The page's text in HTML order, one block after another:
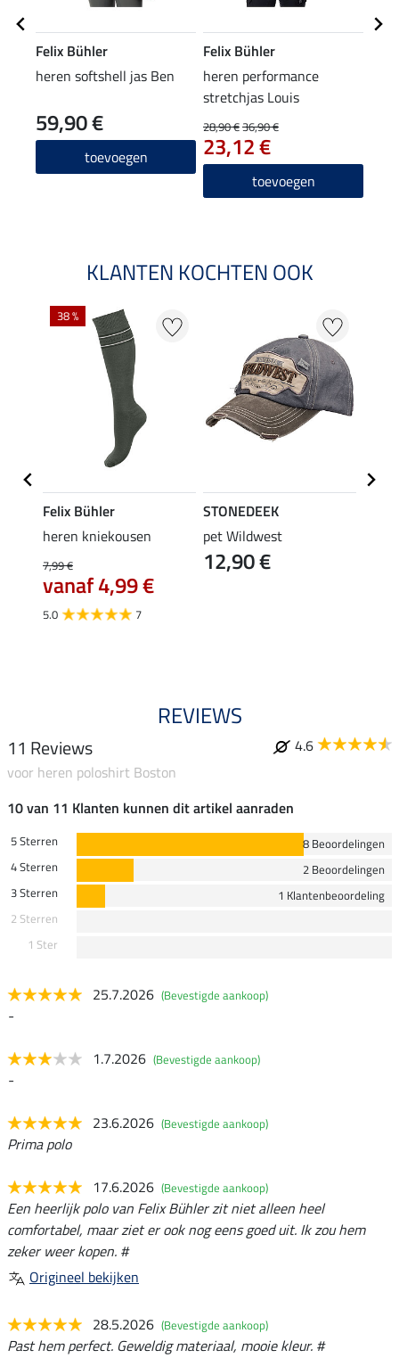
Felix Bühler
heren softshell jas Ben
59,90 €
toevoegen
Felix Bühler
heren performance
stretchjas Louis
28,90 €36,90 €
23,12 €
toevoegen
KLANTEN KOCHTEN OOK
38 %
Felix Bühler
heren kniekousen
7,99 €
vanaf 4,99 €
5.0 7
STONEDEEK
pet Wildwest
12,90 €
REVIEWS
11 Reviews
4.6
voor heren poloshirt Boston
10 van 11 Klanten kunnen dit artikel aanraden
5 Sterren
8 Beoordelingen
4 Sterren
2 Beoordelingen
3 Sterren
1 Klantenbeoordeling
2 Sterren
1 Ster
25.7.2026 (Bevestigde aankoop)
-
1.7.2026 (Bevestigde aankoop)
-
23.6.2026 (Bevestigde aankoop)
Prima polo
17.6.2026 (Bevestigde aankoop)
Een heerlijk polo van Felix Bühler zit niet alleen heel
comfortabel, maar ziet er ook nog eens goed uit. Ik zou hem
zeker weer kopen. #
Origineel bekijken
28.5.2026 (Bevestigde aankoop)
Past hem perfect. Geweldig materiaal, mooie kleur. #